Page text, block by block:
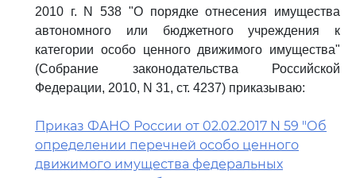
2010 г. N 538 "О порядке отнесения имущества
автономного или бюджетного учреждения к
категории особо ценного движимого имущества"
(Собрание законодательства Российской
Федерации, 2010, N 31, ст. 4237) приказываю:
Приказ ФАНО России от 02.02.2017 N 59 "Об
определении перечней особо ценного
движимого имущества федеральных